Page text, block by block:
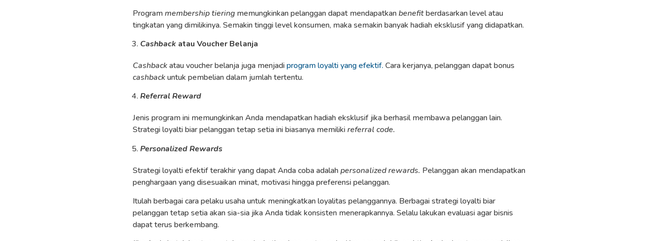
Programmembership tiering memungkinkan pelanggan dapat mendapatkanbenefitberdasarkan level atau
tingkatan yang dimilikinya. Semakin tinggi level konsumen, maka semakin banyak hadiah eksklusif yang didapatkan.
Cashback atau Voucher Belanja
Cashbackatau voucher belanja juga menjadiprogram loyalti yang efektif. Cara kerjanya, pelanggan dapat bonus
cashbackuntuk pembelian dalam jumlah tertentu.
Referral Reward
Jenis program ini memungkinkan Anda mendapatkan hadiah eksklusif jika berhasil membawa pelanggan lain.
Strategi loyalti biar pelanggan tetap setia ini biasanya memilikireferral code.
Personalized Rewards
Strategi loyalti efektif terakhir yang dapat Anda coba adalahpersonalized rewards. Pelanggan akan mendapatkan
penghargaan yang disesuaikan minat, motivasi hingga preferensi pelanggan.
Itulah berbagai cara pelaku usaha untuk meningkatkan loyalitas pelanggannya. Berbagai strategi loyalti biar
pelanggan tetap setia akan sia-sia jika Anda tidak konsisten menerapkannya. Selalu lakukan evaluasi agar bisnis
dapat terus berkembang.